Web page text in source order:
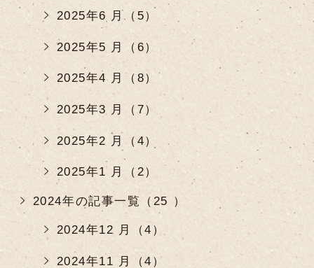
2025年6 月（5）
2025年5 月（6）
2025年4 月（8）
2025年3 月（7）
2025年2 月（4）
2025年1 月（2）
2024年の記事一覧（25 ）
2024年12 月（4）
2024年11 月（4）